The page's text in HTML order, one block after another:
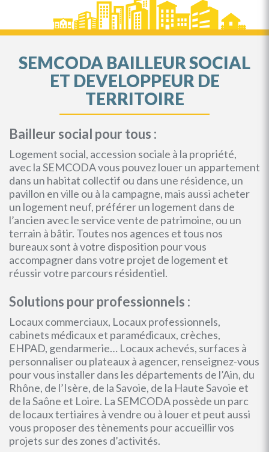
SEMCODA BAILLEUR SOCIAL
ET DEVELOPPEUR DE
TERRITOIRE
Bailleur social pour tous :
Logement social, accession sociale à la propriété,
avec la SEMCODA vous pouvez louer un appartement
dans un habitat collectif ou dans une résidence, un
pavillon en ville ou à la campagne, mais aussi acheter
un logement neuf, préférer un logement dans de
l’ancien avec le service vente de patrimoine, ou un
terrain à bâtir. Toutes nos agences et tous nos
bureaux sont à votre disposition pour vous
accompagner dans votre projet de logement et
réussir votre parcours résidentiel.
Solutions pour professionnels :
Locaux commerciaux, Locaux professionnels,
cabinets médicaux et paramédicaux, crèches,
EHPAD, gendarmerie… Locaux achevés, surfaces à
personnaliser ou plateaux à agencer, renseignez-vous
pour vous installer dans les départements de l’Ain, du
Rhône, de l’Isère, de la Savoie, de la Haute Savoie et
de la Saône et Loire. La SEMCODA possède un parc
de locaux tertiaires à vendre ou à louer et peut aussi
vous proposer des tènements pour accueillir vos
projets sur des zones d’activités.